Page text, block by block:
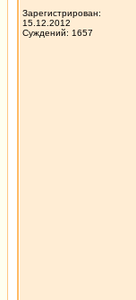
Зарегистрирован:
15.12.2012
Суждений: 1657